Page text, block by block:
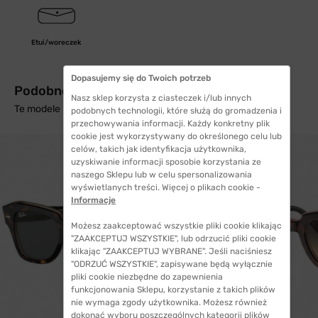
Etui/woreczek
Podobne produkty z wysyłką w 24h
Te modele mogą Cię zainteresować
Dopasujemy się do Twoich potrzeb
Nasz sklep korzysta z ciasteczek i/lub innych
podobnych technologii, które służą do gromadzenia i
przechowywania informacji. Każdy konkretny plik
cookie jest wykorzystywany do określonego celu lub
celów, takich jak identyfikacja użytkownika,
uzyskiwanie informacji sposobie korzystania ze
naszego Sklepu lub w celu spersonalizowania
wyświetlanych treści. Więcej o plikach cookie -
Informacje
Możesz zaakceptować wszystkie pliki cookie klikając
"ZAAKCEPTUJ WSZYSTKIE", lub odrzucić pliki cookie
klikając "ZAAKCEPTUJ WYBRANE". Jeśli naciśniesz
"ODRZUĆ WSZYSTKIE", zapisywane będą wyłącznie
pliki cookie niezbędne do zapewnienia
funkcjonowania Sklepu, korzystanie z takich plików
nie wymaga zgody użytkownika. Możesz również
dokonać wyboru poszczególnych kategorii plików